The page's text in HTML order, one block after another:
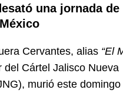
una jornada de
Cervantes, alias “El
del Cártel Jalisco Nueva
murió este domingo